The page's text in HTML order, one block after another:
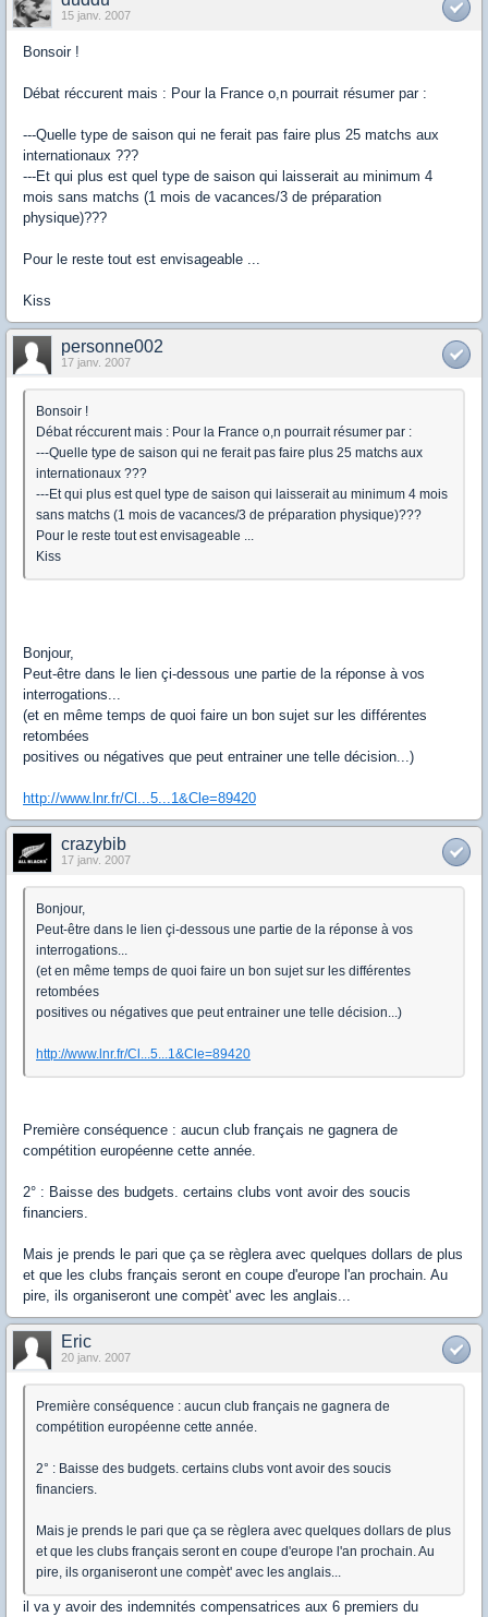
15 janv. 2007
Bonsoir !
Débat réccurent mais : Pour la France o,n pourrait résumer par :
---Quelle type de saison qui ne ferait pas faire plus 25 matchs aux
internationaux ???
---Et qui plus est quel type de saison qui laisserait au minimum 4
mois sans matchs (1 mois de vacances/3 de préparation
physique)???
Pour le reste tout est envisageable ...
Kiss
personne002
17 janv. 2007
Bonsoir !
Débat réccurent mais : Pour la France o,n pourrait résumer par :
---Quelle type de saison qui ne ferait pas faire plus 25 matchs aux
internationaux ???
---Et qui plus est quel type de saison qui laisserait au minimum 4 mois
sans matchs (1 mois de vacances/3 de préparation physique)???
Pour le reste tout est envisageable ...
Kiss
Bonjour,
Peut-être dans le lien çi-dessous une partie de la réponse à vos
interrogations...
(et en même temps de quoi faire un bon sujet sur les différentes
retombées
positives ou négatives que peut entrainer une telle décision...)
http://www.lnr.fr/Cl...5...1&Cle=89420
crazybib
17 janv. 2007
Bonjour,
Peut-être dans le lien çi-dessous une partie de la réponse à vos
interrogations...
(et en même temps de quoi faire un bon sujet sur les différentes
retombées
positives ou négatives que peut entrainer une telle décision...)
http://www.lnr.fr/Cl...5...1&Cle=89420
Première conséquence : aucun club français ne gagnera de
compétition européenne cette année.
2° : Baisse des budgets. certains clubs vont avoir des soucis
financiers.
Mais je prends le pari que ça se règlera avec quelques dollars de plus
et que les clubs français seront en coupe d'europe l'an prochain. Au
pire, ils organiseront une compèt' avec les anglais...
Eric
20 janv. 2007
Première conséquence : aucun club français ne gagnera de
compétition européenne cette année.
2° : Baisse des budgets. certains clubs vont avoir des soucis
financiers.
Mais je prends le pari que ça se règlera avec quelques dollars de plus
et que les clubs français seront en coupe d'europe l'an prochain. Au
pire, ils organiseront une compèt' avec les anglais...
il va y avoir des indemnités compensatrices aux 6 premiers du